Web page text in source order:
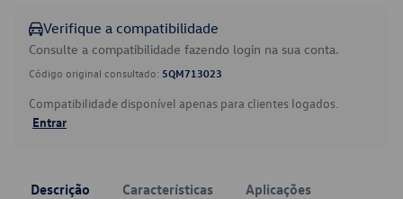
Verifique a compatibilidade
Consulte a compatibilidade fazendo login na sua conta.
Código original consultado: 5QM713023
Compatibilidade disponível apenas para clientes logados.
Entrar
Descrição Características Aplicações